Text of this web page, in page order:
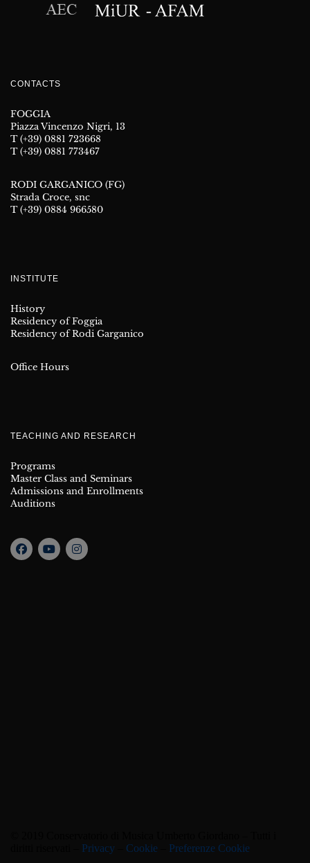
CONTACTS
FOGGIA
Piazza Vincenzo Nigri, 13
T (+39) 0881 723668
T (+39) 0881 773467
RODI GARGANICO (FG)
Strada Croce, snc
T (+39) 0884 966580
INSTITUTE
History
Residency of Foggia
Residency of Rodi Garganico
Office Hours
TEACHING AND RESEARCH
Programs
Master Class and Seminars
Admissions and Enrollments
Auditions
Privacy Cookie Preferenze Cookie